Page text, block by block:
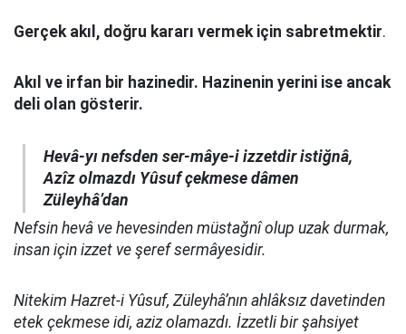
Gerçek akıl, doğru kararı vermek için sabretmektir.
Akıl ve irfan bir hazinedir. Hazinenin yerini ise ancak
deli olan gösterir.
Hevâ-yı nefsden ser-mâye-i izzetdir istiğnâ,
Azîz olmazdı Yûsuf çekmese dâmen
Züleyhâ’dan
Nefsin hevâ ve hevesinden müstağnî olup uzak durmak,
insan için izzet ve şeref sermâyesidir.
Nitekim Hazret-i Yûsuf, Züleyhâ’nın ahlâksız davetinden
etek çekmese idi, aziz olamazdı. İzzetli bir şahsiyet